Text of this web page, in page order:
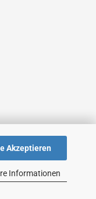
Akzeptieren
Informationen